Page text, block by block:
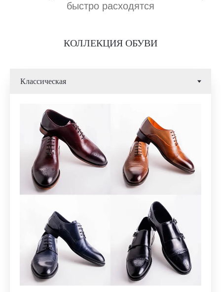
КОЛЛЕКЦИЯ ОБУВИ
Подробное видео об упаковке
подарочных сертификатов:
Нажмите на старт видео, чтобы узнать
подробно об упаковке сертификатов